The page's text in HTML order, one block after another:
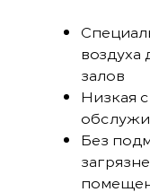
залов
Низкая
Без